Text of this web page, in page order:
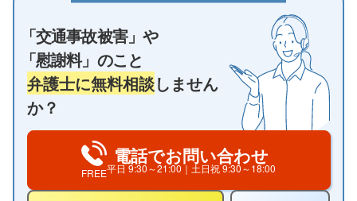
「交通事故被害」や
「慰謝料」のこと
弁護士に無料相談しません
か？
FREE
電話でお問い合わせ
平日9:30～21:00｜土日祝9:30～18:00